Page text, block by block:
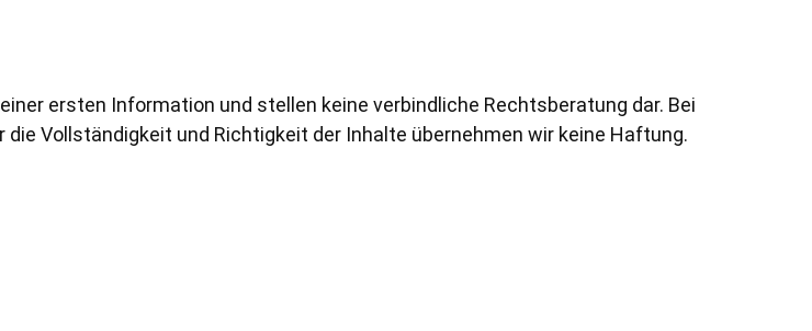
ersten Information und stellen keine verbindliche Rechtsberatung dar. Bei
Vollständigkeit und Richtigkeit der Inhalte übernehmen wir keine Haftung.